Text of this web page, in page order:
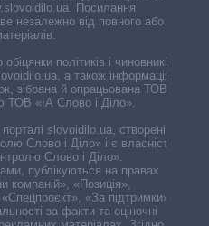
Посилання
незалежно від повного або
політиків і чиновників,
а також інформація про
зібрана й опрацьована ТОВ «ІА
ТОВ «ІА Слово і Діло».
slovoidilo.ua, створені ГО
Слово і Діло» і є власністю
Слово і Діло».
публікуються на правах
«Позиція»,
«За підтримки».
за факти та оціночні